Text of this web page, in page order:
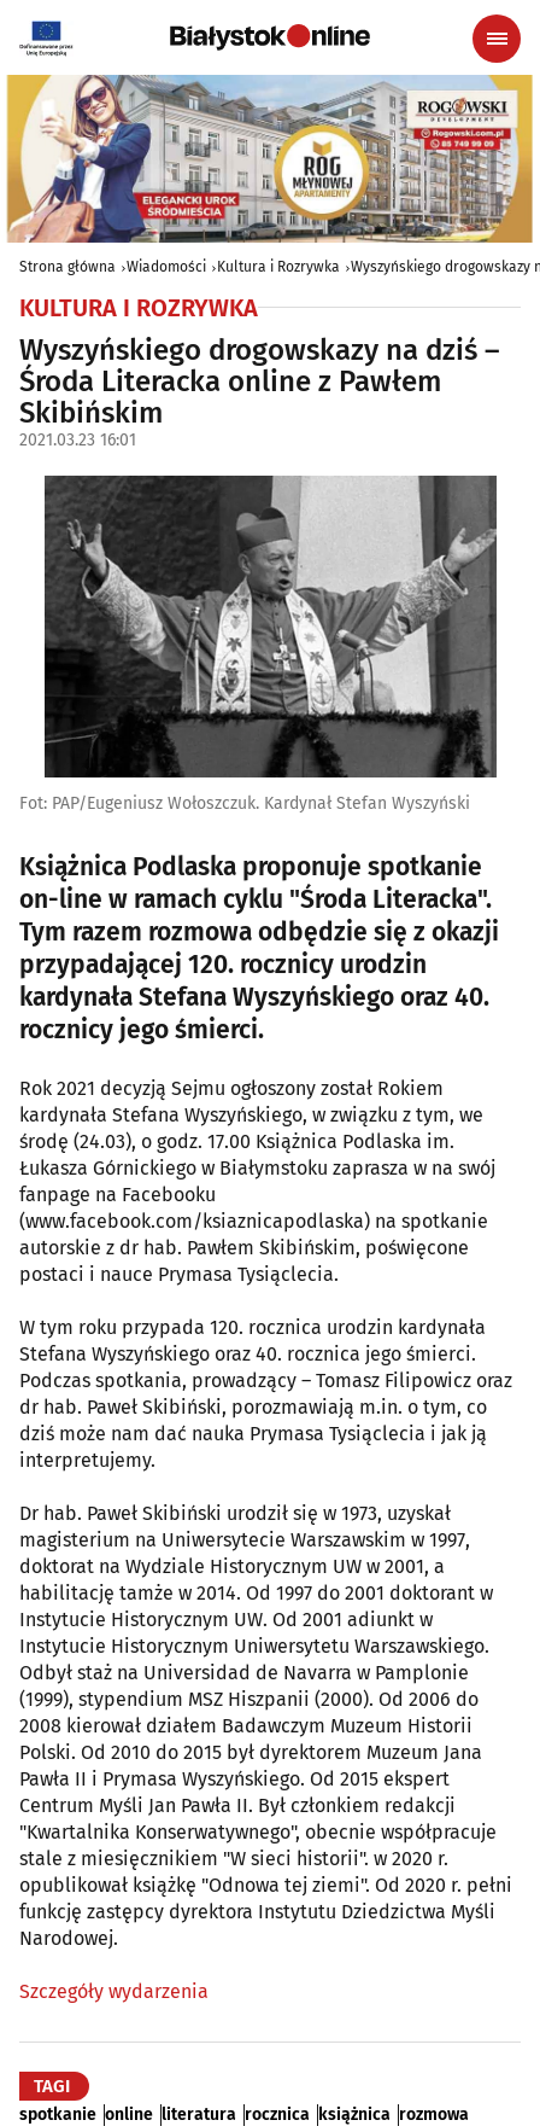
Strona główna Wiadomości Kultura i Rozrywka Wyszyńskiego drogowskazy
KULTURA I ROZRYWKA
Wyszyńskiego drogowskazy na dziś –
Środa Literacka online z Pawłem
Skibińskim
2021.03.23 16:01
Fot: PAP/Eugeniusz Wołoszczuk. Kardynał Stefan Wyszyński
Książnica Podlaska proponuje spotkanie
on-line w ramach cyklu "Środa Literacka".
Tym razem rozmowa odbędzie się z okazji
przypadającej 120. rocznicy urodzin
kardynała Stefana Wyszyńskiego oraz 40.
rocznicy jego śmierci.
Rok 2021 decyzją Sejmu ogłoszony został Rokiem
kardynała Stefana Wyszyńskiego, w związku z tym, we
środę (24.03), o godz. 17.00 Książnica Podlaska im.
Łukasza Górnickiego w Białymstoku zaprasza w na swój
fanpage na Facebooku
(www.facebook.com/ksiaznicapodlaska) na spotkanie
autorskie z dr hab. Pawłem Skibińskim, poświęcone
postaci i nauce Prymasa Tysiąclecia.
W tym roku przypada 120. rocznica urodzin kardynała
Stefana Wyszyńskiego oraz 40. rocznica jego śmierci.
Podczas spotkania, prowadzący – Tomasz Filipowicz oraz
dr hab. Paweł Skibiński, porozmawiają m.in. o tym, co
dziś może nam dać nauka Prymasa Tysiąclecia i jak ją
interpretujemy.
Dr hab. Paweł Skibiński urodził się w 1973, uzyskał
magisterium na Uniwersytecie Warszawskim w 1997,
doktorat na Wydziale Historycznym UW w 2001, a
habilitację tamże w 2014. Od 1997 do 2001 doktorant w
Instytucie Historycznym UW. Od 2001 adiunkt w
Instytucie Historycznym Uniwersytetu Warszawskiego.
Odbył staż na Universidad de Navarra w Pamplonie
(1999), stypendium MSZ Hiszpanii (2000). Od 2006 do
2008 kierował działem Badawczym Muzeum Historii
Polski. Od 2010 do 2015 był dyrektorem Muzeum Jana
Pawła II i Prymasa Wyszyńskiego. Od 2015 ekspert
Centrum Myśli Jan Pawła II. Był członkiem redakcji
"Kwartalnika Konserwatywnego", obecnie współpracuje
stale z miesięcznikiem "W sieci historii". w 2020 r.
opublikował książkę "Odnowa tej ziemi". Od 2020 r. pełni
funkcję zastępcy dyrektora Instytutu Dziedzictwa Myśli
Narodowej.
Szczegóły wydarzenia
TAGI
spotkanie online literatura rocznica książnica rozmowa